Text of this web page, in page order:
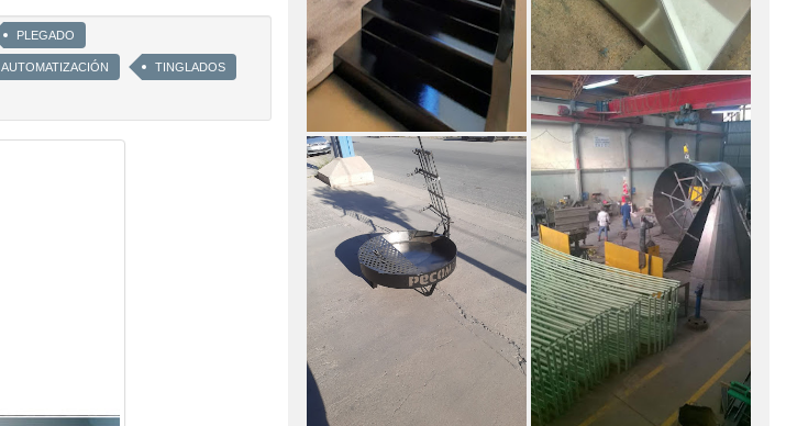
PLEGADO
AUTOMATIZACIÓN TINGLADOS